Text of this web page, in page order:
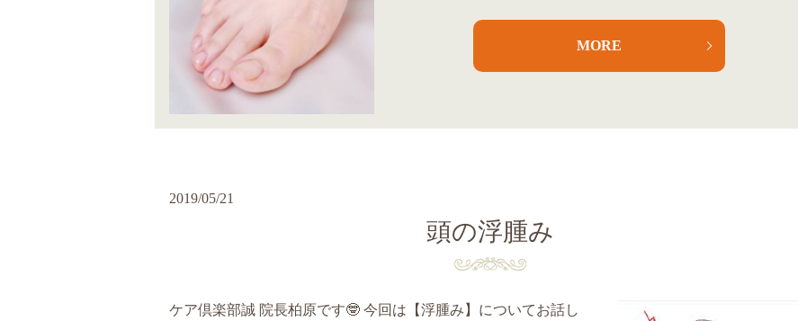
MORE
2019/05/21
頭の浮腫み
ケア倶楽部誠 院長柏原です🤓 今回は【浮腫み】についてお話し